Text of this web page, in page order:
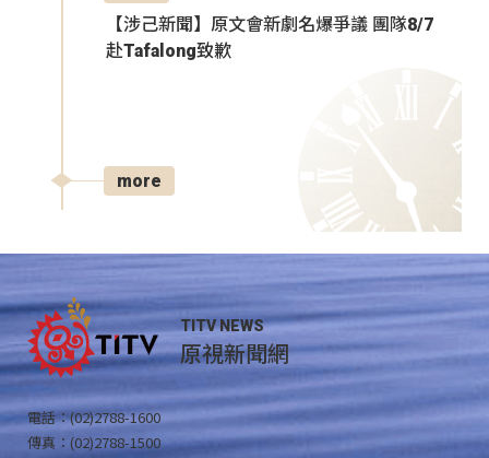
【涉己新聞】原文會新劇名爆爭議 團隊8/7
赴Tafalong致歉
more
TITV NEWS
原視新聞網
電話：(02)2788-1600
傳真：(02)2788-1500